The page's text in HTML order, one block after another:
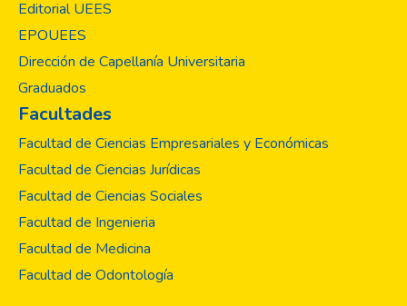
Cada investigación ha sido realizada con el
objetivo de contribuir al conocimiento en las
los desafíos que enfrenta la sociedad.
Editorial UEES
EPOUEES
Dirección de Capellanía Universitaria
Graduados
Facultades
Facultad de Ciencias Empresariales y Económicas
Facultad de Ciencias Jurídicas
Facultad de Ciencias Sociales
Facultad de Ingenieria
Facultad de Medicina
Facultad de Odontología